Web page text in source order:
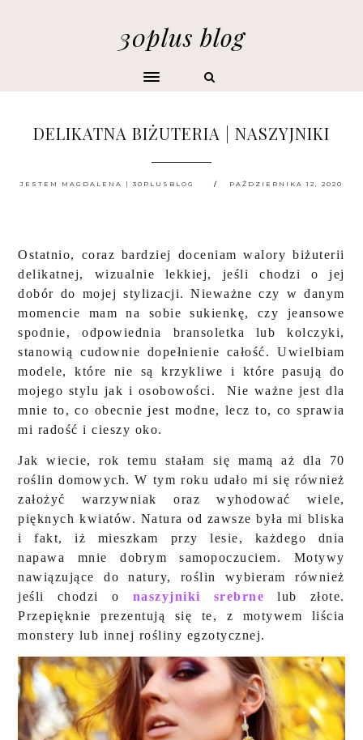
30plus blog
DELIKATNA BIŻUTERIA | NASZYJNIKI
JESTEM MAGDALENA | 30PLUSBLOG PAŹDZIERNIKA 12, 2020
Ostatnio, coraz bardziej doceniam walory biżuterii
delikatnej, wizualnie lekkiej, jeśli chodzi o jej
dobór do mojej stylizacji. Nieważne czy w danym
momencie mam na sobie sukienkę, czy jeansowe
spodnie, odpowiednia bransoletka lub kolczyki,
stanowią cudownie dopełnienie całość. Uwielbiam
modele, które nie są krzykliwe i które pasują do
mojego stylu jak i osobowości. Nie ważne jest dla
mnie to, co obecnie jest modne, lecz to, co sprawia
mi radość i cieszy oko.
Jak wiecie, rok temu stałam się mamą aż dla 70
roślin domowych. W tym roku udało mi się również
założyć warzywniak oraz wyhodować wiele,
pięknych kwiatów. Natura od zawsze była mi bliska
i fakt, iż mieszkam przy lesie, każdego dnia
napawa mnie dobrym samopoczuciem. Motywy
nawiązujące do natury, roślin wybieram również
jeśli chodzi o naszyjniki srebrne lub złote.
Przepięknie prezentują się te, z motywem liścia
monstery lub innej rośliny egzotycznej.